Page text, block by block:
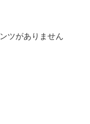
ツがありません